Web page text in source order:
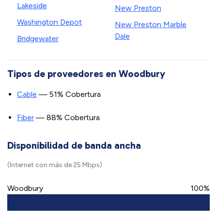
Lakeside
Washington Depot
Bridgewater
New Preston
New Preston Marble
Dale
Tipos de proveedores en Woodbury
Cable — 51% Cobertura
Fiber — 88% Cobertura
Disponibilidad de banda ancha
(Internet con más de 25 Mbps)
Woodbury 100%